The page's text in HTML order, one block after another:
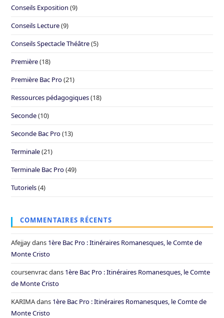
Conseils Exposition (9)
Conseils Lecture(9)
Conseils Spectacle Théâtre(5)
Première(18)
Première Bac Pro(21)
Ressources pédagogiques(18)
Seconde(10)
Seconde Bac Pro(13)
Terminale(21)
Terminale Bac Pro(49)
Tutoriels(4)
COMMENTAIRES RÉCENTS
Afejjaydans 1ère Bac Pro : Itinéraires Romanesques, le Comte de
Monte Cristo
coursenvracdans 1ère Bac Pro : Itinéraires Romanesques, le Comte
de Monte Cristo
KARIMAdans 1ère Bac Pro : Itinéraires Romanesques, le Comte de
Monte Cristo